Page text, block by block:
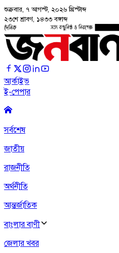
শুক্রবার, ৭ আগস্ট, ২০২৬ খ্রিস্টাব্দ
২৩শে শ্রাবণ, ১৪৩৩ বঙ্গাব্দ
আর্কাইভ
ই-পেপার
সর্বশেষ
জাতীয়
রাজনীতি
অর্থনীতি
আন্তর্জাতিক
বাংলার বাণী
জেলার খবর